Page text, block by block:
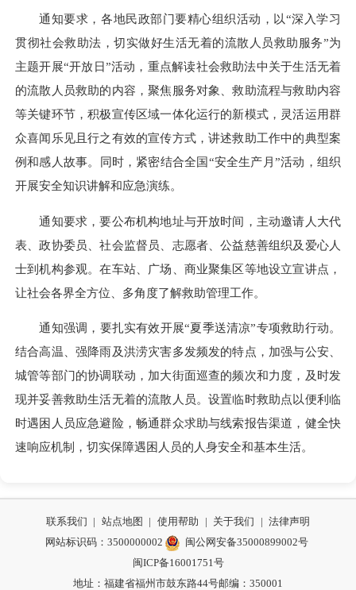
通知要求，各地民政部门要精心组织活动，以“深入学习
贯彻社会救助法，切实做好生活无着的流散人员救助服务”为
主题开展“开放日”活动，重点解读社会救助法中关于生活无着
的流散人员救助的内容，聚焦服务对象、救助流程与救助内容
等关键环节，积极宣传区域一体化运行的新模式，灵活运用群
众喜闻乐见且行之有效的宣传方式，讲述救助工作中的典型案
例和感人故事。同时，紧密结合全国“安全生产月”活动，组织
开展安全知识讲解和应急演练。
通知要求，要公布机构地址与开放时间，主动邀请人大代
表、政协委员、社会监督员、志愿者、公益慈善组织及爱心人
士到机构参观。在车站、广场、商业聚集区等地设立宣讲点，
让社会各界全方位、多角度了解救助管理工作。
通知强调，要扎实有效开展“夏季送清凉”专项救助行动。
结合高温、强降雨及洪涝灾害多发频发的特点，加强与公安、
城管等部门的协调联动，加大街面巡查的频次和力度，及时发
现并妥善救助生活无着的流散人员。设置临时救助点以便利临
时遇困人员应急避险，畅通群众求助与线索报告渠道，健全快
速响应机制，切实保障遇困人员的人身安全和基本生活。
联系我们 | 站点地图 | 使用帮助 | 关于我们 | 法律声明
网站标识码：3500000002
闽公网安备35000899002号
闽ICP备16001751号
地址：福建省福州市鼓东路44号邮编：350001